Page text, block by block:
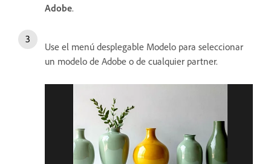
Adobe.
Use el menú desplegable Modelo para seleccionar
un modelo de Adobe o de cualquier partner.